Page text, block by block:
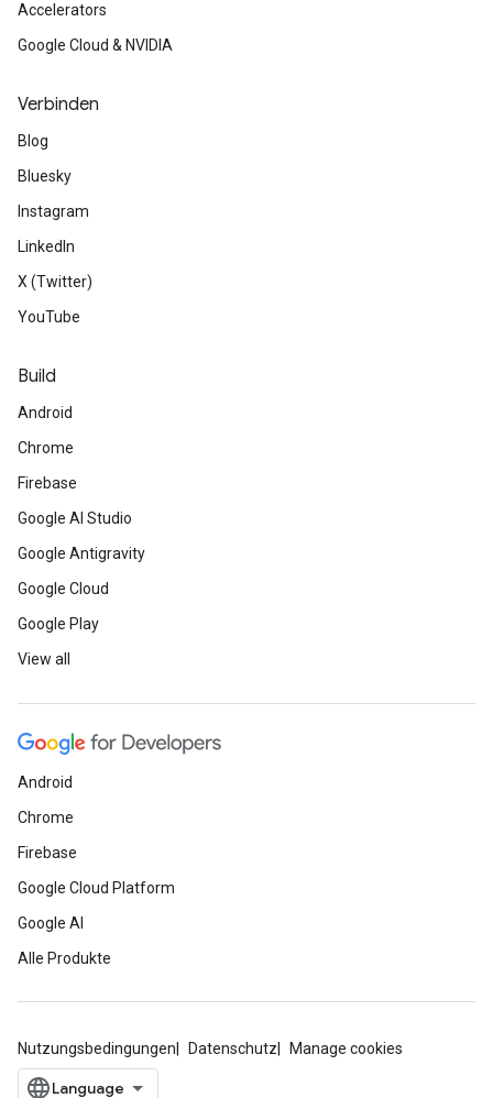
Accelerators
Google Cloud & NVIDIA
Verbinden
Blog
Bluesky
Instagram
LinkedIn
X (Twitter)
YouTube
Build
Android
Chrome
Firebase
Google AI Studio
Google Antigravity
Google Cloud
Google Play
View all
Android
Chrome
Firebase
Google Cloud Platform
Google AI
Alle Produkte
Nutzungsbedingungen Datenschutz Manage cookies